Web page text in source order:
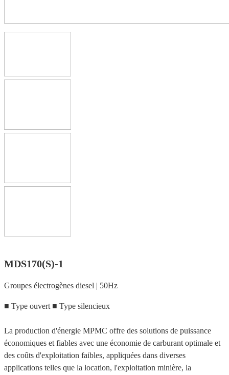
MDS170(S)-1
Groupes électrogènes diesel | 50Hz
■ Type ouvert ■ Type silencieux
La production d'énergie MPMC offre des solutions de puissance
économiques et fiables avec une économie de carburant optimale et
des coûts d'exploitation faibles, appliquées dans diverses
applications telles que la location, l'exploitation minière, la